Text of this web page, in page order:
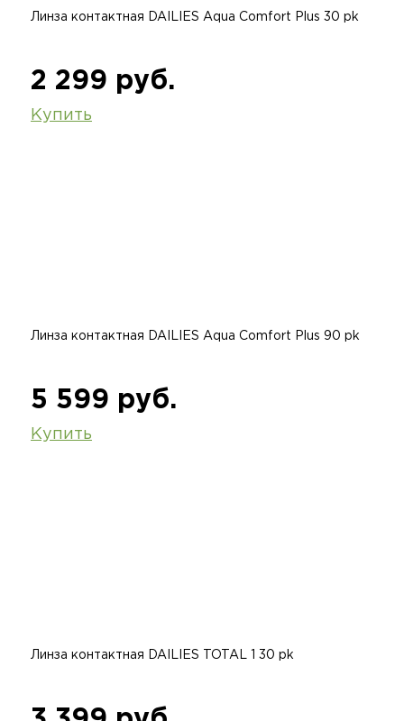
Линза контактная DAILIES Aqua Comfort Plus 30 pk
2 299 руб.
Купить
Линза контактная DAILIES Aqua Comfort Plus 90 pk
5 599 руб.
Купить
Линза контактная DAILIES TOTAL 1 30 pk